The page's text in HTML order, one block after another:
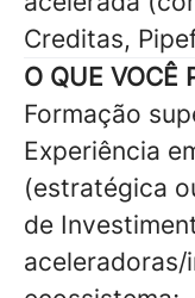
Creditas,
O QUE VOCÊ
Formação
Experiência
(estratégica
de